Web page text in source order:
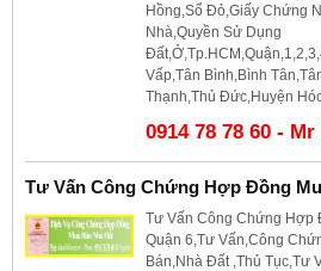
Hồng,Sổ Đỏ,Giấy Chứng
Nhà,Quyền Sử Dụng
Vấp,Tân Bình,Bình
Thạnh,Thủ Đức,Huyện
0914 78 78 60 -
Tư Vấn Công Chứng Hợp Đồng
Tư Vấn Công Chứng Hợp
Quận 6,Tư Vấn,Công
Bán,Nhà Đất ,Thủ Tục,Tư